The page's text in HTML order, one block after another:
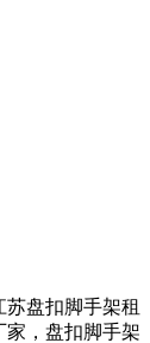
盘扣脚手架租
家，盘扣脚手架